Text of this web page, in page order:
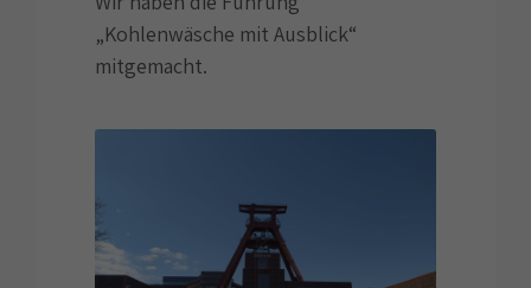
„Kohlenwäsche mit Ausblick“
mitgemacht.